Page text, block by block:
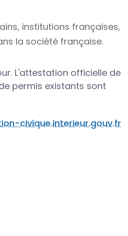
institutions françaises,
la société française.
L'attestation officielle de
permis existants sont
civique.interieur.gouv.fr